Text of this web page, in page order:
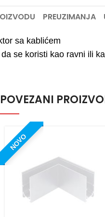
PREUZIMANJA
sa kablićem
se koristi kao ravni ili
POVEZANI
NOVO